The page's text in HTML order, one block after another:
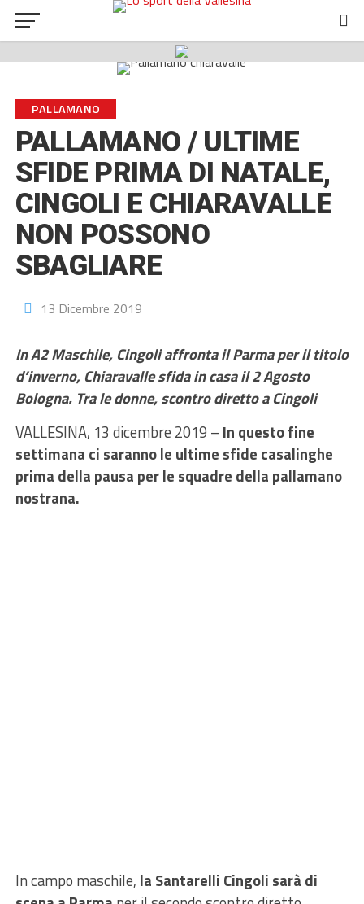
PALLAMANO
PALLAMANO / ULTIME
SFIDE PRIMA DI NATALE,
CINGOLI E CHIARAVALLE
NON POSSONO
SBAGLIARE
13 Dicembre 2019
In A2 Maschile, Cingoli affronta il Parma per il titolo
d’inverno, Chiaravalle sfida in casa il 2 Agosto
Bologna. Tra le donne, scontro diretto a Cingoli
VALLESINA, 13 dicembre 2019 – In questo fine
settimana ci saranno le ultime sfide casalinghe
prima della pausa per le squadre della pallamano
nostrana.
In campo maschile, la Santarelli Cingoli sarà di